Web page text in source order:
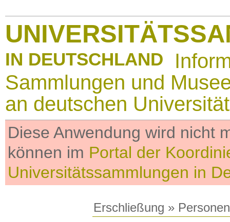
IN DEUTSCHLAND
Sammlungen und
an deutschen
Diese Anwendung wird nicht
können im Portal der
Universitätssammlungen in
Erschließung » Personen